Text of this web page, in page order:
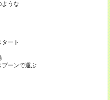
ような
ート
ーンで運ぶ